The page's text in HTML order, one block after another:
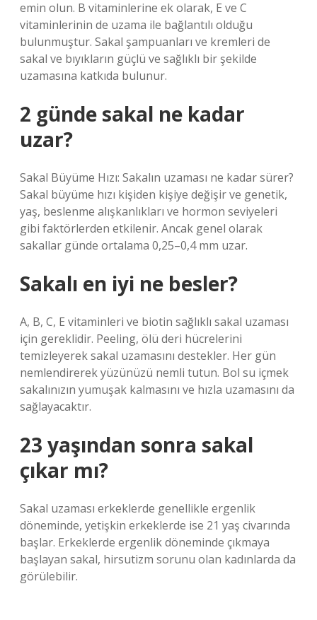
emin olun. B vitaminlerine ek olarak, E ve C
vitaminlerinin de uzama ile bağlantılı olduğu
bulunmuştur. Sakal şampuanları ve kremleri de
sakal ve bıyıkların güçlü ve sağlıklı bir şekilde
uzamasına katkıda bulunur.
2 günde sakal ne kadar
uzar?
Sakal Büyüme Hızı: Sakalın uzaması ne kadar sürer?
Sakal büyüme hızı kişiden kişiye değişir ve genetik,
yaş, beslenme alışkanlıkları ve hormon seviyeleri
gibi faktörlerden etkilenir. Ancak genel olarak
sakallar günde ortalama 0,25–0,4 mm uzar.
Sakalı en iyi ne besler?
A, B, C, E vitaminleri ve biotin sağlıklı sakal uzaması
için gereklidir. Peeling, ölü deri hücrelerini
temizleyerek sakal uzamasını destekler. Her gün
nemlendirerek yüzünüzü nemli tutun. Bol su içmek
sakalınızın yumuşak kalmasını ve hızla uzamasını da
sağlayacaktır.
23 yaşından sonra sakal
çıkar mı?
Sakal uzaması erkeklerde genellikle ergenlik
döneminde, yetişkin erkeklerde ise 21 yaş civarında
başlar. Erkeklerde ergenlik döneminde çıkmaya
başlayan sakal, hirsutizm sorunu olan kadınlarda da
görülebilir.